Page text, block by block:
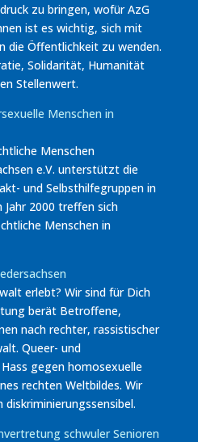
zu bringen, wofür AzG
ist es wichtig, sich mit
die Öffentlichkeit zu wenden.
Solidarität, Humanität
Stellenwert.
Menschen in
Menschen
e.V. unterstützt die
und Selbsthilfegruppen in
Jahr 2000 treffen sich
Menschen in
erlebt? Wir sind für Dich
berät Betroffene,
nach rechter, rassistischer
Queer- und
gegen homosexuelle
rechten Weltbildes. Wir
schwuler Senioren